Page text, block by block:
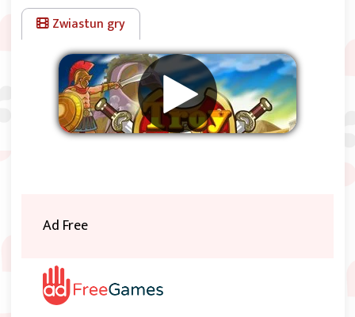
Zwiastun gry
Ad Free